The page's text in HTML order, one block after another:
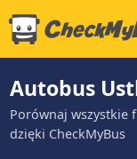
Autobus
Porównaj wszystkie
dzięki CheckMyBus